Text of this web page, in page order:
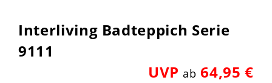
Interliving Badteppich Serie
9111
UVPab 64,95 €